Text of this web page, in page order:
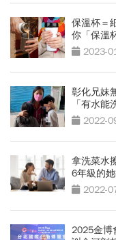
保溫杯＝
你「保溫
2023-
彰化兄妹
「有水
2022-
拿洗菜水
6年級的
2022-
2025金博